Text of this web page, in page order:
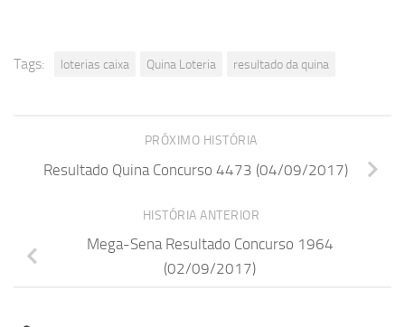
Tags: loterias caixa Quina Loteria resultado da quina
PRÓXIMO HISTÓRIA
Resultado Quina Concurso 4473 (04/09/2017)
HISTÓRIA ANTERIOR
Mega-Sena Resultado Concurso 1964
(02/09/2017)